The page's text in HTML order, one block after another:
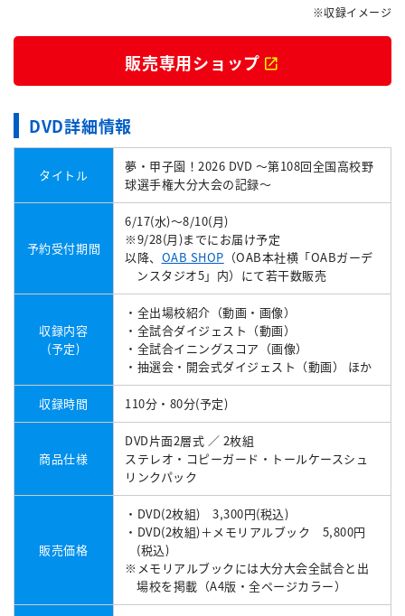
※収録イメージ
販売専用ショップ
DVD詳細情報
タイトル
夢・甲子園！2026 DVD ～第108回全国高校野
球選手権大分大会の記録～
予約受付期間
6/17(水)～8/10(月)
※9/28(月)までにお届け予定
以降、 OAB SHOP （OAB本社横「OABガーデ
ンスタジオ5」内）にて若干数販売
収録内容
(予定)
・全出場校紹介（動画・画像）
・全試合ダイジェスト（動画）
・全試合イニングスコア（画像）
・抽選会・開会式ダイジェスト（動画） ほか
収録時間 110分・80分(予定)
商品仕様
DVD片面2層式 ／ 2枚組
ステレオ・コピーガード・トールケースシュ
リンクパック
販売価格
・DVD(2枚組) 3,300円(税込)
・DVD(2枚組)＋メモリアルブック 5,800円
(税込)
※メモリアルブックには大分大会全試合と出
場校を掲載（A4版・全ページカラー）